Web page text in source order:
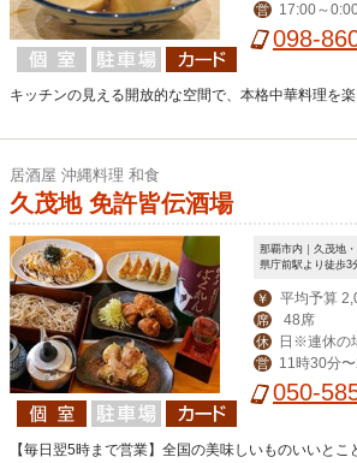
営
17:00～
-20:00098-
キッチンの見える開放的な空間で、本格中華料理を
居酒屋 沖縄料理 和食
久茂地 免許皆伝酒場
那覇市内｜久茂地
県庁前駅より徒歩3
￥ 平均予算
席 48席
休
は翌日
営
11時30分
飲み対応）
050-
【毎日翌5時まで営業】全国の美味しいものいいと